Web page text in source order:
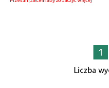
1
Liczba